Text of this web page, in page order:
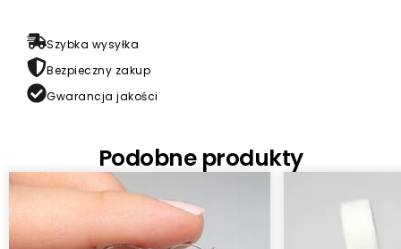
Szybka wysyłka
Bezpieczny zakup
Gwarancja jakości
Podobne produkty